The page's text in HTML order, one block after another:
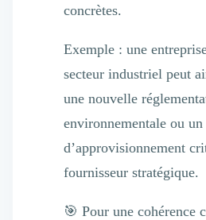
concrètes.
Exemple : une
secteur industriel peut
une nouvelle
environnementale ou un
d’approvisionnement
fournisseur stratégique.
🎯 Pour une cohérence